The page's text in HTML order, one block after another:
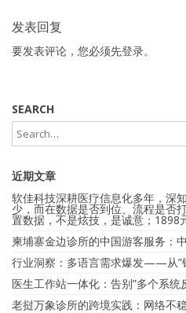
发表回复
要发表评论，您必须先登录。
SEARCH
近期文章
软佳科技深耕医疗信息化多年，深
少，而在数据是否到位、流程是否
置数据，不是炫技，是诚意；1898
柬埔寨金边诊所的中国游客服务：
行业洞察：多语言需求爆发——从”
医生工作站一体化：告别”多个系统
老挝万象诊所的跨境实践：网络不